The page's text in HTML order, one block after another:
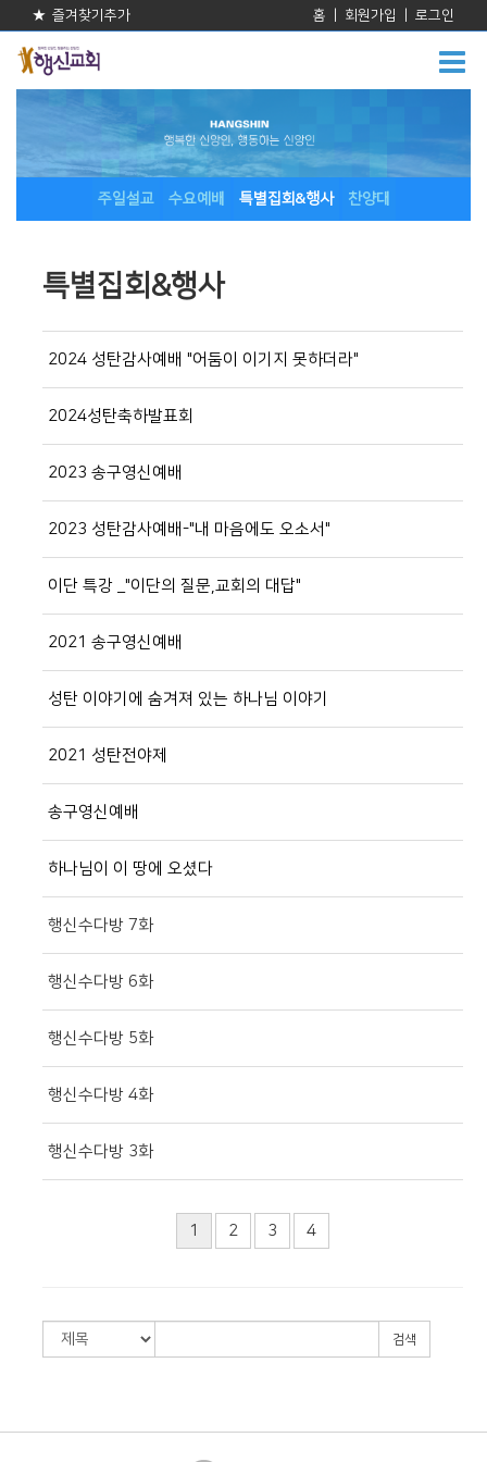
★ 즐겨찾기추가 홈 회원가입 로그인
주일설교 수요예배 특별집회&행사 찬양대
특별집회&행사
2024 성탄감사예배 "어둠이 이기지 못하더라"
2024성탄축하발표회
2023 송구영신예배
2023 성탄감사예배-"내 마음에도 오소서"
이단 특강 _"이단의 질문,교회의 대답"
2021 송구영신예배
성탄 이야기에 숨겨져 있는 하나님 이야기
2021 성탄전야제
송구영신예배
하나님이 이 땅에 오셨다
행신수다방 7화
행신수다방 6화
행신수다방 5화
행신수다방 4화
행신수다방 3화
1 2 3 4
검색